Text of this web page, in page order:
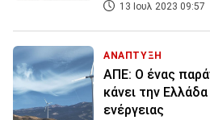
13 Ιουλ 2023 09:57
ΑΝΑΠΤΥΞΗ
ΑΠΕ: Ο ένας
κάνει την
ενέργειας